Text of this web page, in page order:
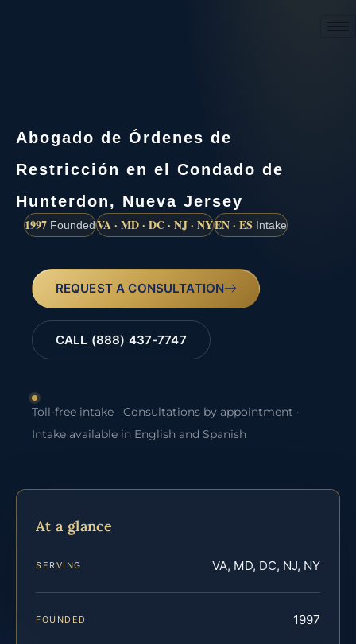
Abogado de Órdenes de
Restricción en el Condado de
Hunterdon, Nueva Jersey
1997 FoundedVA · MD · DC · NJ · NYEN · ES Intake
REQUEST A CONSULTATION
CALL (888) 437-7747
Toll-free intake · Consultations by appointment ·
Intake available in English and Spanish
At a glance
SERVING VA, MD, DC, NJ, NY
FOUNDED 1997